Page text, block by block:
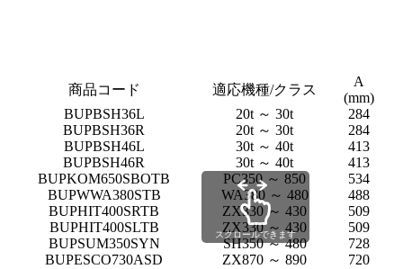
商品コード 適応機種/クラス
A
(mm)
BUPBSH36L
20t ～ 30t 284
BUPBSH36R
20t ～ 30t 284
BUPBSH46L
30t ～ 40t 413
BUPBSH46R
30t ～ 40t 413
BUPKOM650SBOTB
PC350 ～ 850 534
BUPWWA380STB
WA380 ～ 480 488
BUPHIT400SRTB
ZX330 ～ 430 509
BUPHIT400SLTB
ZX330 ～ 430 509
BUPSUM350SYN
SH350 ～ 480 728
BUPESCO730ASD
ZX870 ～ 890 720
スクロールできます